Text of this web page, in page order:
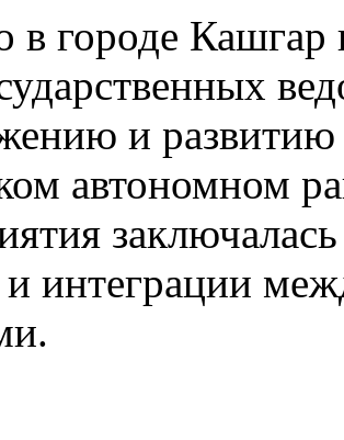
в городе Кашгар
и развитию
автономном
интеграции